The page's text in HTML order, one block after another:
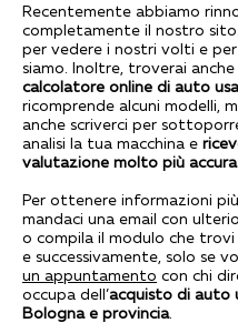
Recentemente abbiamo
completamente il nostro
per vedere i nostri volti e per
siamo. Inoltre, troverai anche
calcolatore online di auto
ricomprende alcuni modelli,
anche scriverci per
analisi la tua macchina e
valutazione molto più
Per ottenere informazioni
mandaci una email con
o compila il modulo che trovi
e successivamente, solo se
un appuntamento con chi
occupa dell’acquisto di auto
Bologna e provincia.